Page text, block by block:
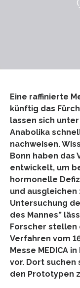
Eine raffinierte
künftig das
lassen sich
Anabolika
nachweisen.
Bonn haben das
entwickelt, um
hormonelle
und ausgleichen
Untersuchung
des Mannes”
Forscher stellen
Verfahren vom
Messe MEDICA
vor. Dort suchen
den Prototypen